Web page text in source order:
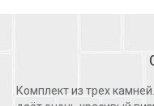
Комплект из трех